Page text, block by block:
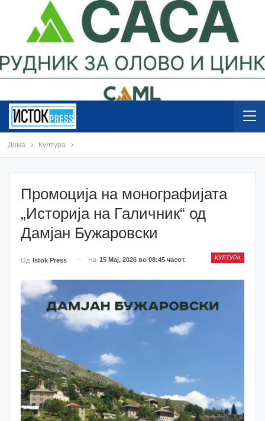
Дома Култура
Промоција на монографијата
„Историја на Галичник“ од
Дамјан Бужаровски
КУЛТУРА
Од Istok Press На 15 Мај, 2026 во 08:45 часот.